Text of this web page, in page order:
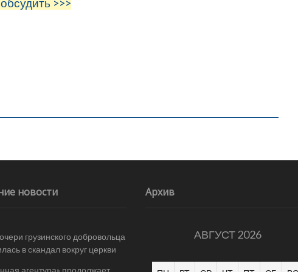
>>>
новости
грузинского добровольца
в скандал вокруг церкви
агентура» продолжает
Архив
АВГУСТ 2026